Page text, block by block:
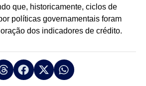
que, historicamente, ciclos de
políticas governamentais foram
dos indicadores de crédito.